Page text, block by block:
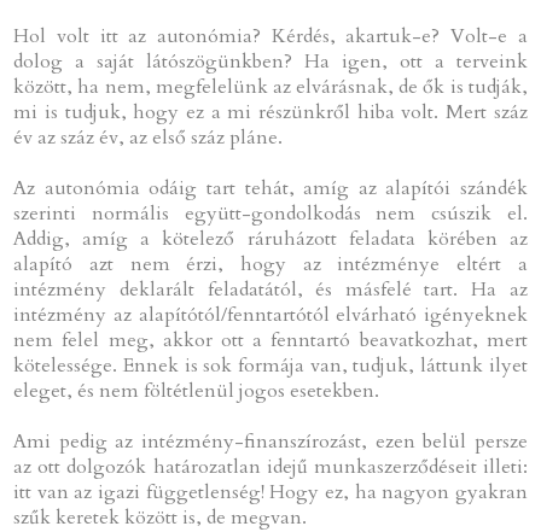
Hol volt itt az autonómia? Kérdés, akartuk-e? Volt-e a
dolog a saját látószögünkben? Ha igen, ott a terveink
között, ha nem, megfelelünk az elvárásnak, de ők is tudják,
mi is tudjuk, hogy ez a mi részünkről hiba volt. Mert száz
év az száz év, az első száz pláne.
Az autonómia odáig tart tehát, amíg az alapítói szándék
szerinti normális együtt-gondolkodás nem csúszik el.
Addig, amíg a kötelező ráruházott feladata körében az
alapító azt nem érzi, hogy az intézménye eltért a
intézmény deklarált feladatától, és másfelé tart. Ha az
intézmény az alapítótól/fenntartótól elvárható igényeknek
nem felel meg, akkor ott a fenntartó beavatkozhat, mert
kötelessége. Ennek is sok formája van, tudjuk, láttunk ilyet
eleget, és nem föltétlenül jogos esetekben.
Ami pedig az intézmény-finanszírozást, ezen belül persze
az ott dolgozók határozatlan idejű munkaszerződéseit illeti:
itt van az igazi függetlenség! Hogy ez, ha nagyon gyakran
szűk keretek között is, de megvan.